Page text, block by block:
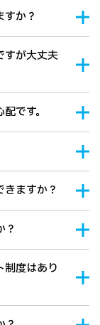
か？
すが大丈夫
です。
ますか？
？
制度はあり